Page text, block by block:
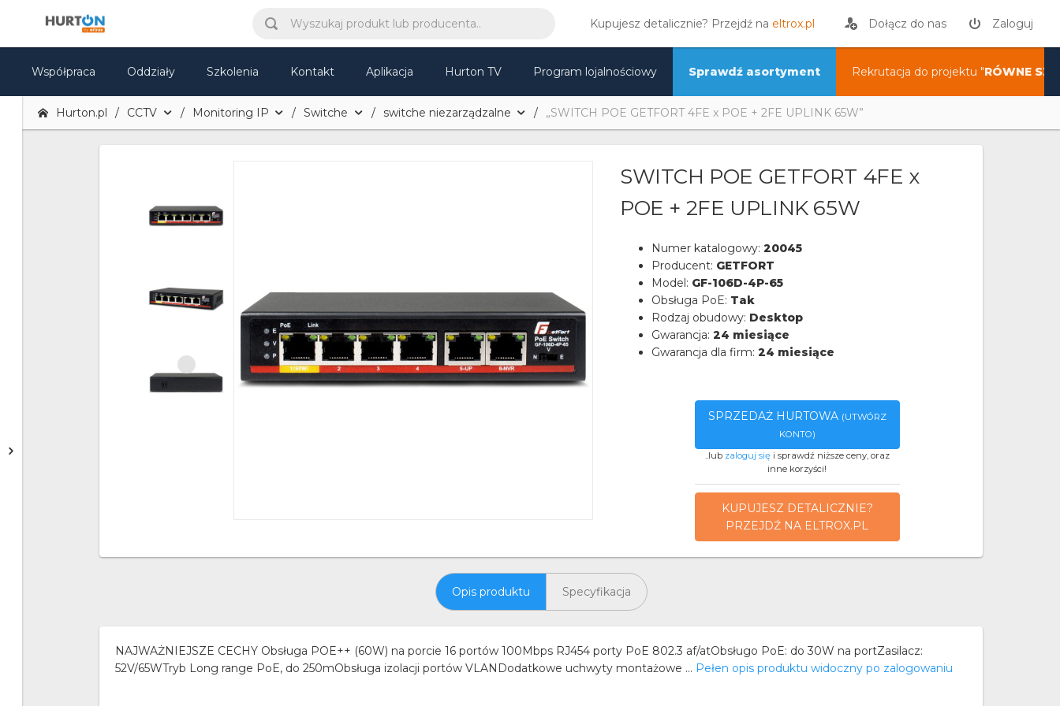
Kupujesz detalicznie? Przejdź na eltrox.pl Dołącz do nas Zaloguj
Współpraca Oddziały Szkolenia Kontakt Aplikacja Hurton TV Program lojalnościowy Sprawdź asortyment Rekrutacja do projektu "RÓWNE
Hurton.pl CCTV Monitoring IP Switche switche niezarządzalne „SWITCH POE GETFORT 4FE x POE + 2FE UPLINK 65W”
SWITCH POE GETFORT 4FE x
POE + 2FE UPLINK 65W
Numer katalogowy: 20045
Producent: GETFORT
Model: GF-106D-4P-65
Obsługa PoE: Tak
Rodzaj obudowy: Desktop
Gwarancja: 24 miesiące
Gwarancja dla firm: 24 miesiące
SPRZEDAŻ HURTOWA (UTWÓRZ
KONTO)
..lub zaloguj sięi sprawdź niższe ceny, oraz
inne korzyści!
KUPUJESZ DETALICZNIE?
PRZEJDŹ NA ELTROX.PL
Opis produktu Specyfikacja
NAJWAŻNIEJSZE CECHY Obsługa POE++ (60W) na porcie 16 portów 100Mbps RJ454 porty PoE 802.3 af/atObsługo PoE: do 30W na portZasilacz:
52V/65WTryb Long range PoE, do 250mObsługa izolacji portów VLANDodatkowe uchwyty montażowe ... Pełen opis produktu widoczny po zalogowaniu